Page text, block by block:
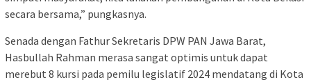
secara bersama,” pungkasnya.
Senada dengan Fathur Sekretaris DPW PAN Jawa Barat,
Hasbullah Rahman merasa sangat optimis untuk dapat
merebut 8 kursi pada pemilu legislatif 2024 mendatang di Kota